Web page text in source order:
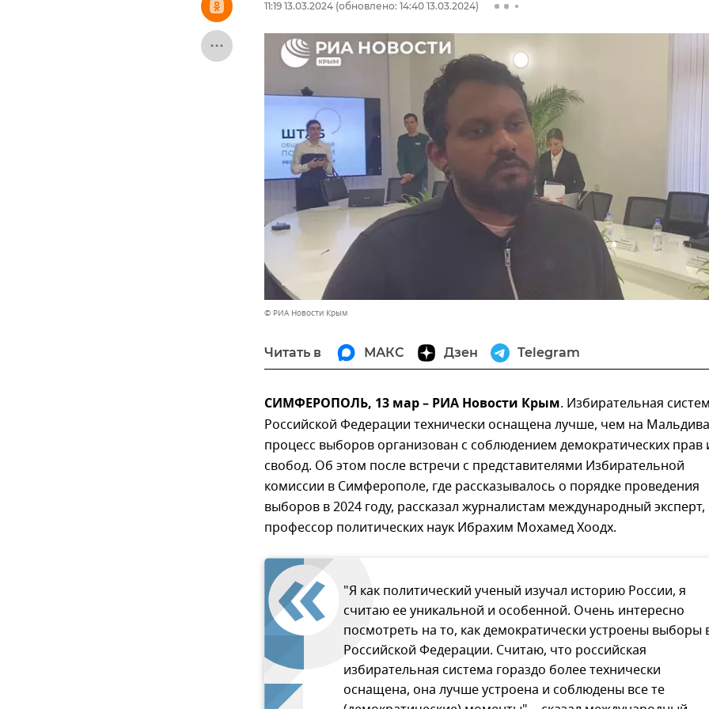
11:19 13.03.2024 (обновлено: 14:40 13.03.2024)
© РИА Новости Крым
Читать в МАКС Дзен Telegram
СИМФЕРОПОЛЬ, 13 мар – РИА Новости Крым. Избирательная
Российской Федерации технически оснащена лучше, чем на
процесс выборов организован с соблюдением демократических прав
свобод. Об этом после встречи с представителями Избирательной
комиссии в Симферополе, где рассказывалось о порядке проведения
выборов в 2024 году, рассказал журналистам международный эксперт,
профессор политических наук Ибрахим Мохамед Хоодх.
"Я как политический ученый изучал историю России, я
считаю ее уникальной и особенной. Очень интересно
посмотреть на то, как демократически устроены выборы
Российской Федерации. Считаю, что российская
избирательная система гораздо более технически
оснащена, она лучше устроена и соблюдены все те